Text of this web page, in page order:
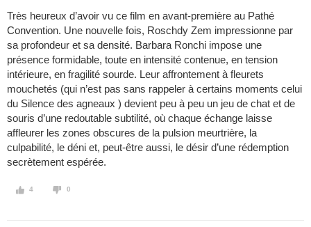
Très heureux d’avoir vu ce film en avant-première au Pathé
Convention. Une nouvelle fois, Roschdy Zem impressionne par
sa profondeur et sa densité. Barbara Ronchi impose une
présence formidable, toute en intensité contenue, en tension
intérieure, en fragilité sourde. Leur affrontement à fleurets
mouchetés (qui n’est pas sans rappeler à certains moments celui
du Silence des agneaux ) devient peu à peu un jeu de chat et de
souris d’une redoutable subtilité, où chaque échange laisse
affleurer les zones obscures de la pulsion meurtrière, la
culpabilité, le déni et, peut-être aussi, le désir d’une rédemption
secrètement espérée.
4 0